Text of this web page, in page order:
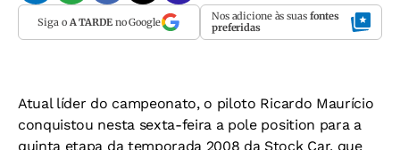
Siga o A TARDEno Google Nos adicione às suas fontes
preferidas
Atual líder do campeonato, o piloto Ricardo Maurício
conquistou nesta sexta-feira a pole position para a
quinta etapa da temporada 2008 da Stock Car, que